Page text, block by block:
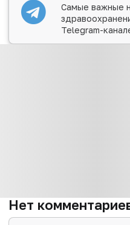
Самые важные
Telegram-
Нет